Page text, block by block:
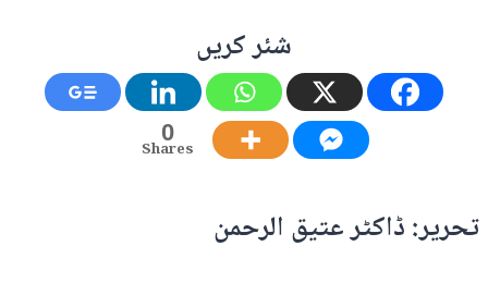
شئر کریں
0
Shares
تحریر: ڈاکٹر عتیق الرحمن